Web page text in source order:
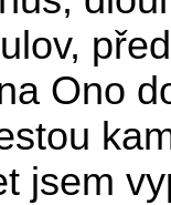
Ono
jsem